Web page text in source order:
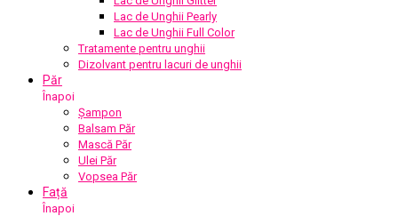
Lac de Unghii Pearly
Lac de Unghii Full Color
Tratamente pentru unghii
Dizolvant pentru lacuri de unghii
Păr
Înapoi
Șampon
Balsam Păr
Mască Păr
Ulei Păr
Vopsea Păr
Față
Înapoi